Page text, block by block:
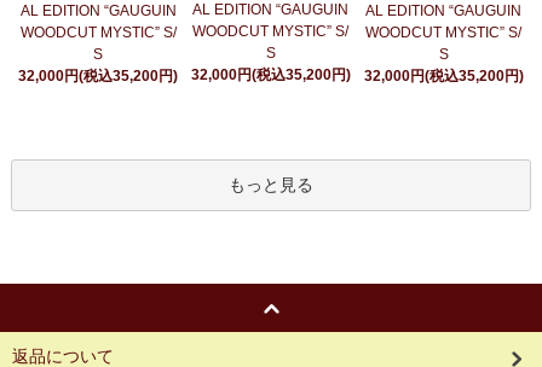
AL EDITION “GAUGUIN
WOODCUT MYSTIC” S/
S
32,000円(税込35,200円)
AL EDITION “GAUGUIN
WOODCUT MYSTIC” S/
S
32,000円(税込35,200円)
AL EDITION “GAUGUIN
WOODCUT MYSTIC” S/
S
32,000円(税込35,200円)
もっと見る
返品について